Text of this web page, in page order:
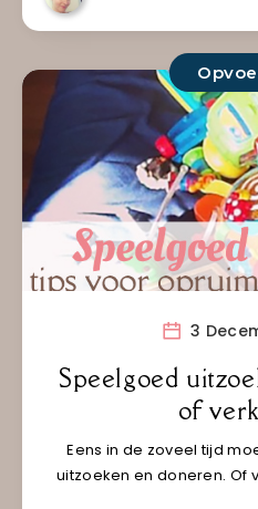
3
Speelgoed
of
Eens in de zoveel tijd
uitzoeken en doneren. Of